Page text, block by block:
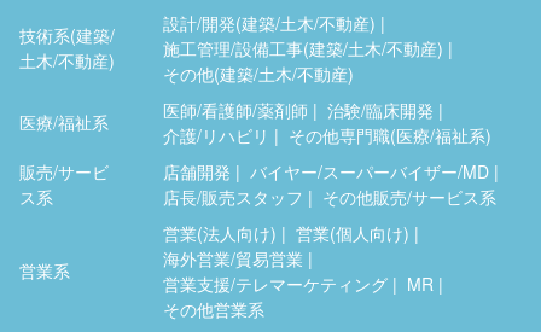
技術系(建築/
土木/不動産)
設計/開発(建築/土木/不動産)
施工管理/設備工事(建築/土木/不動産)
その他(建築/土木/不動産)
医療/福祉系
医師/看護師/薬剤師
治験/臨床開発
介護/リハビリ
その他専門職(医療/福祉系)
販売/サービ
ス系
店舗開発
バイヤー/スーパーバイザー/MD
店長/販売スタッフ
その他販売/サービス系
営業系
営業(法人向け)
営業(個人向け)
海外営業/貿易営業
営業支援/テレマーケティング
MR
その他営業系